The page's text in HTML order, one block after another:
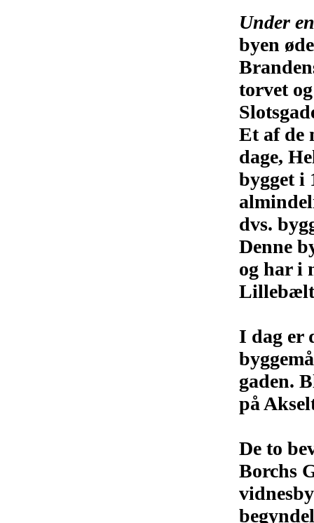
Under
byen
torvet
Et af de
dage,
bygget i
dvs.
Denne
og har i
I dag er
gaden.
på
De to
Borchs